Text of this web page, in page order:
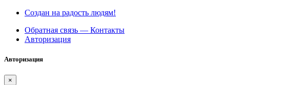
Создан на радость людям!
Обратная связь — Контакты
Авторизация
Авторизация
×